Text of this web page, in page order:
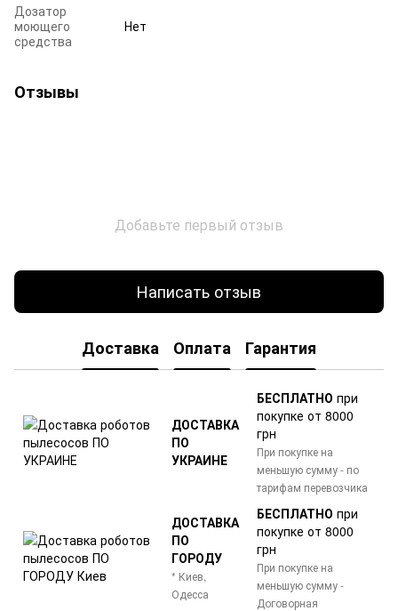
Дозатор
моющего
средства
Нет
Отзывы
Добавьте первый отзыв
Написать отзыв
Доставка Оплата Гарантия
ДОСТАВКА
ПО
УКРАИНЕ
БЕСПЛАТНО при
покупке от 8000
грн
При покупке на
меньшую сумму - по
тарифам перевозчика
ДОСТАВКА
ПО
ГОРОДУ
* Киев,
Одесса
БЕСПЛАТНО при
покупке от 8000
грн
При покупке на
меньшую сумму -
Договорная